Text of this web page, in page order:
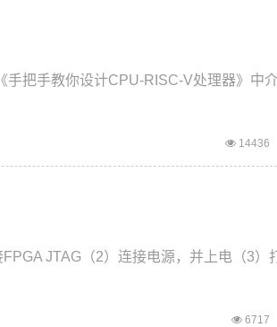
把手教你设计CPU-RISC-V处理器》中
14436
JTAG（2）连接电源，并上电（3）
6717